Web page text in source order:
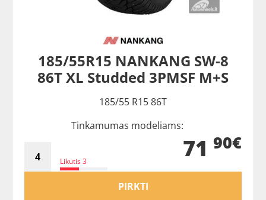
185/55R15 NANKANG SW-8
86T XL Studded 3PMSF M+S
185/55 R15 86T
Tinkamumas modeliams:
Likutis 3 71 90€
PIRKTI